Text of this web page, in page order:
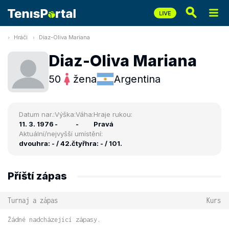
Hráči Diaz-Oliva Mariana
Diaz-Oliva Mariana
50 žena Argentina
Datum nar.:
11. 3. 1976
Výška:
-
Váha:
-
Hraje rukou:
Pravá
Aktuální/nejvyšší umístění:
dvouhra: - / 42.čtyřhra: - / 101.
Příští zápas
Turnaj a zápas Kurs
Žádné nadcházející zápasy.